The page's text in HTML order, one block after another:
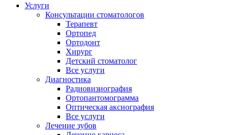
Услуги
Консультации стоматологов
Терапевт
Ортопед
Ортодонт
Хирург
Детский стоматолог
Все услуги
Диагностика
Радиовизиография
Ортопантомограмма
Оптическая аксиография
Все услуги
Лечение зубов